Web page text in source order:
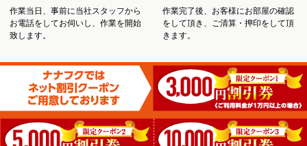
作業当日、事前に当社スタッフから
お電話をしてお伺いし、作業を開始
致します。
作業完了後、お客様にお部屋の確認
をして頂き、ご清算・押印をして頂
きます。